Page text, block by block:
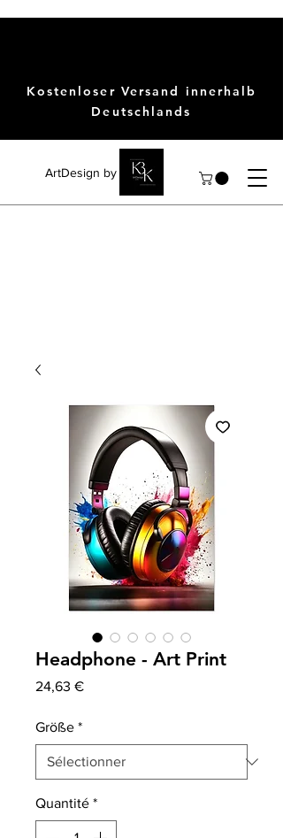
ArtDesign by KBK
Kostenloser Versand innerhalb
Deutschlands
Headphone - Art Print
24,63 €Prix
Größe *
Quantité *